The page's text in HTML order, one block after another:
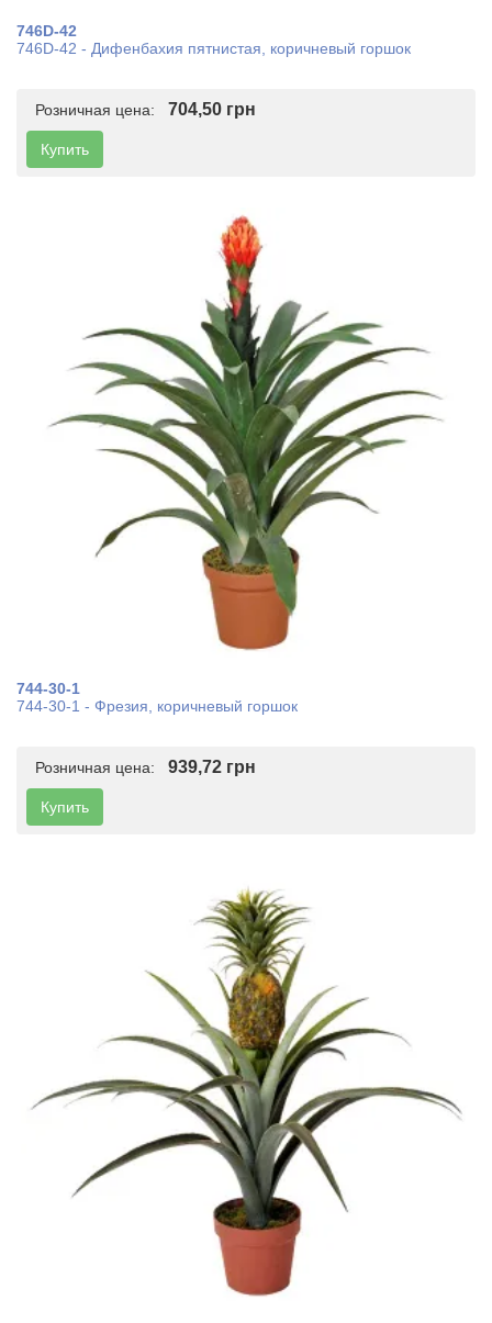
746D-42
746D-42 - Дифенбахия пятнистая, коричневый горшок
Розничная цена: 704,50 грн
Купить
744-30-1
744-30-1 - Фрезия, коричневый горшок
Розничная цена: 939,72 грн
Купить